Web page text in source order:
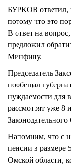
БУРКОВ ответил,
потому что это
В ответ на вопрос,
предложил
Минфину.
Председатель
пообещал
нуждаемости для
рассмотрят уже 8
Напомним, что с
пенсии в размере
Омской области,